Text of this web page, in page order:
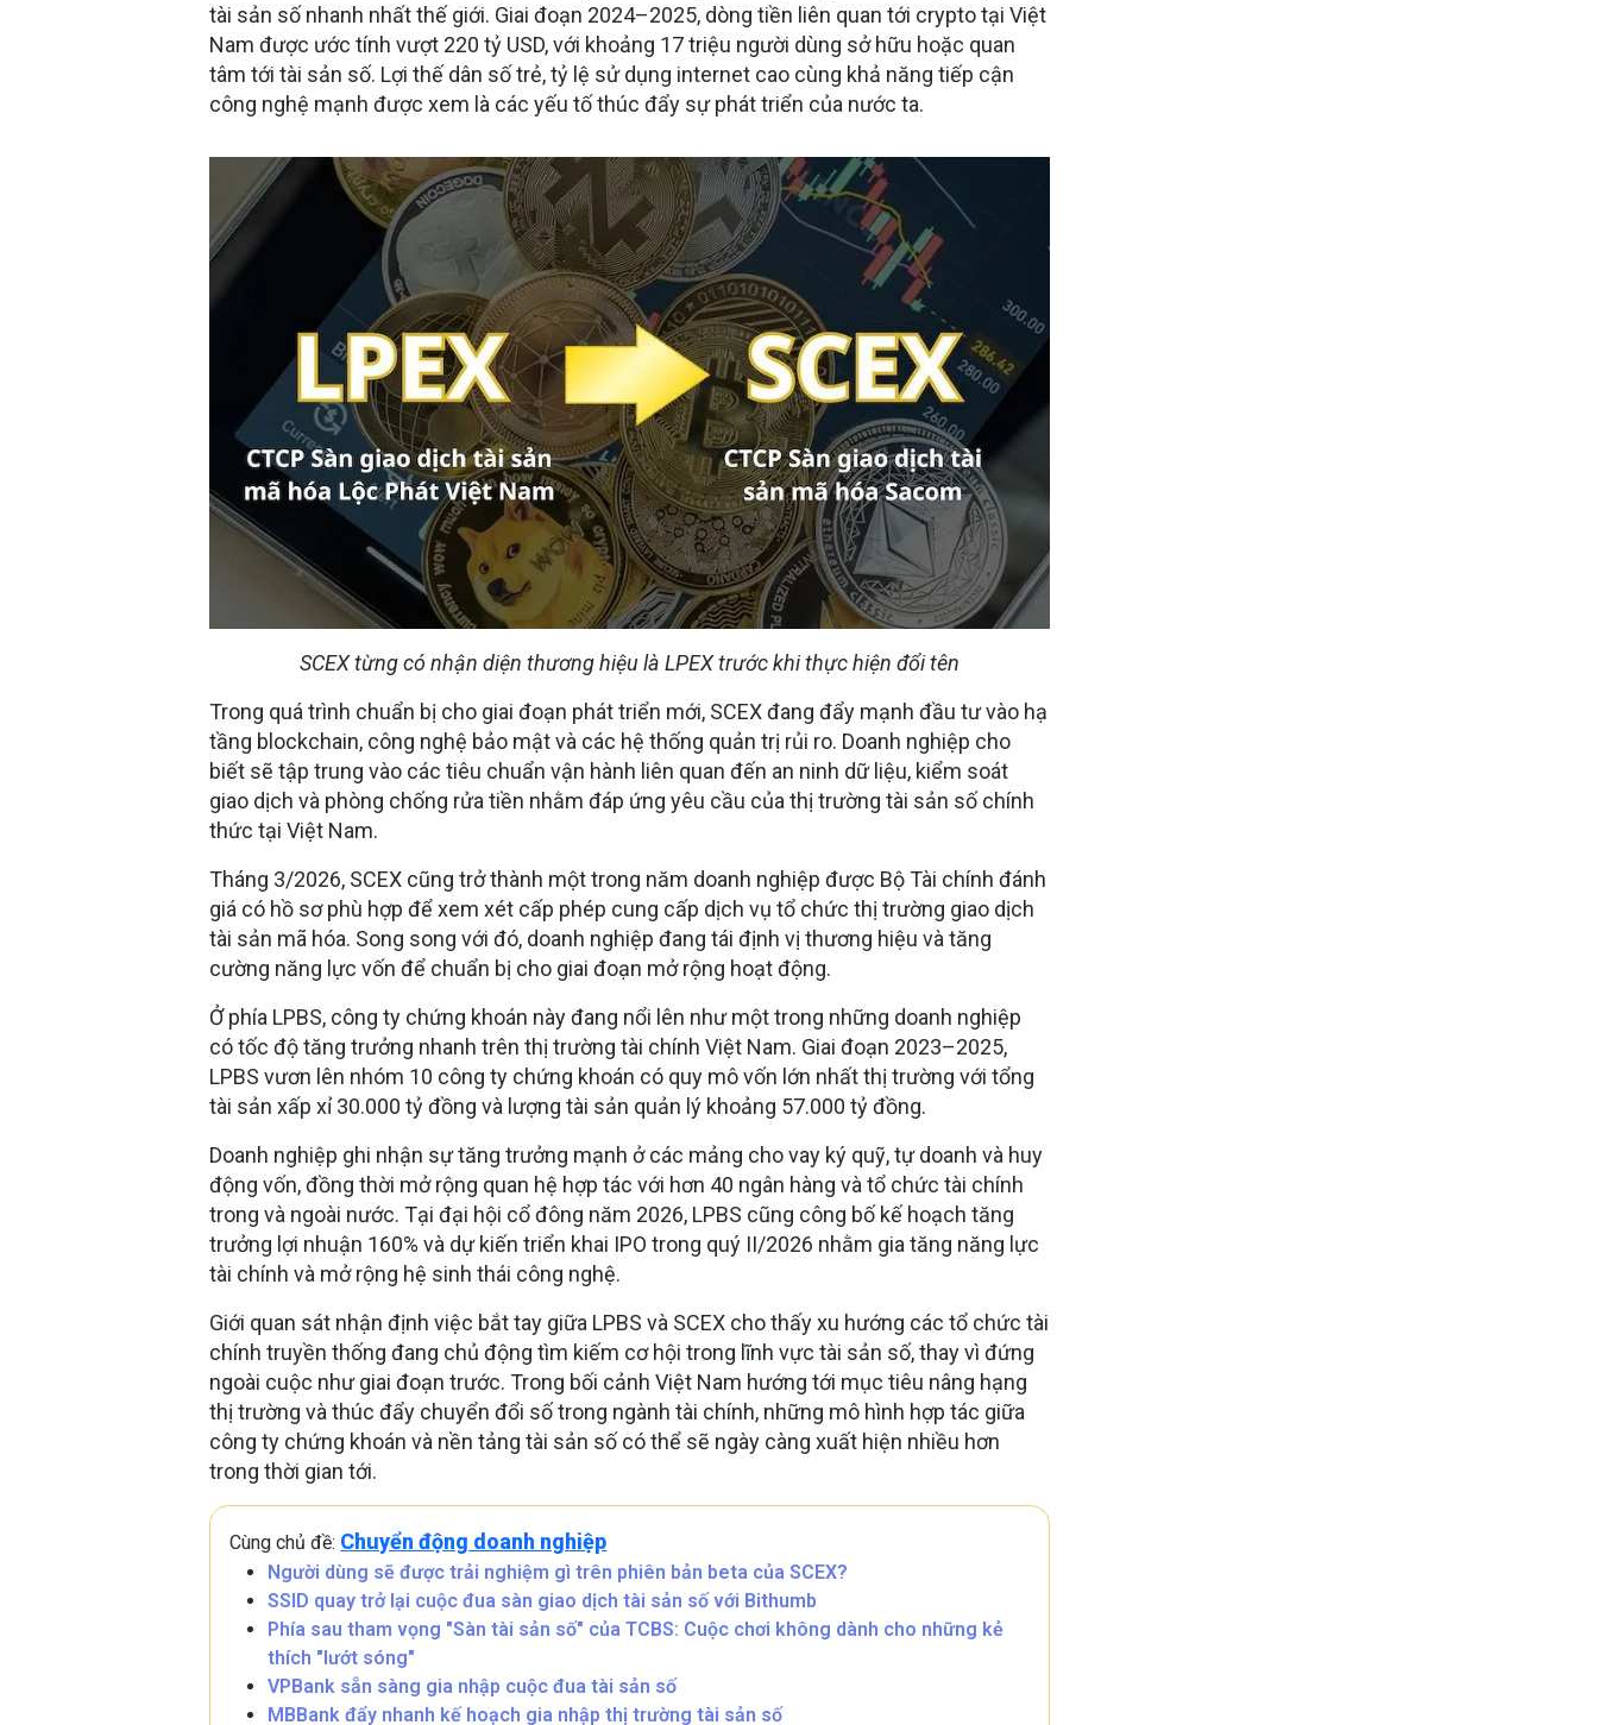
tài sản số nhanh nhất thế giới. Giai đoạn 2024–2025, dòng tiền liên quan tới crypto tại Việt
Nam được ước tính vượt 220 tỷ USD, với khoảng 17 triệu người dùng sở hữu hoặc quan
tâm tới tài sản số. Lợi thế dân số trẻ, tỷ lệ sử dụng internet cao cùng khả năng tiếp cận
công nghệ mạnh được xem là các yếu tố thúc đẩy sự phát triển của nước ta.
SCEX từng có nhận diện thương hiệu là LPEX trước khi thực hiện đổi tên
Trong quá trình chuẩn bị cho giai đoạn phát triển mới, SCEX đang đẩy mạnh đầu tư vào hạ
tầng blockchain, công nghệ bảo mật và các hệ thống quản trị rủi ro. Doanh nghiệp cho
biết sẽ tập trung vào các tiêu chuẩn vận hành liên quan đến an ninh dữ liệu, kiểm soát
giao dịch và phòng chống rửa tiền nhằm đáp ứng yêu cầu của thị trường tài sản số chính
thức tại Việt Nam.
Tháng 3/2026, SCEX cũng trở thành một trong năm doanh nghiệp được Bộ Tài chính đánh
giá có hồ sơ phù hợp để xem xét cấp phép cung cấp dịch vụ tổ chức thị trường giao dịch
tài sản mã hóa. Song song với đó, doanh nghiệp đang tái định vị thương hiệu và tăng
cường năng lực vốn để chuẩn bị cho giai đoạn mở rộng hoạt động.
Ở phía LPBS, công ty chứng khoán này đang nổi lên như một trong những doanh nghiệp
có tốc độ tăng trưởng nhanh trên thị trường tài chính Việt Nam. Giai đoạn 2023–2025,
LPBS vươn lên nhóm 10 công ty chứng khoán có quy mô vốn lớn nhất thị trường với tổng
tài sản xấp xỉ 30.000 tỷ đồng và lượng tài sản quản lý khoảng 57.000 tỷ đồng.
Doanh nghiệp ghi nhận sự tăng trưởng mạnh ở các mảng cho vay ký quỹ, tự doanh và huy
động vốn, đồng thời mở rộng quan hệ hợp tác với hơn 40 ngân hàng và tổ chức tài chính
trong và ngoài nước. Tại đại hội cổ đông năm 2026, LPBS cũng công bố kế hoạch tăng
trưởng lợi nhuận 160% và dự kiến triển khai IPO trong quý II/2026 nhằm gia tăng năng lực
tài chính và mở rộng hệ sinh thái công nghệ.
Giới quan sát nhận định việc bắt tay giữa LPBS và SCEX cho thấy xu hướng các tổ chức tài
chính truyền thống đang chủ động tìm kiếm cơ hội trong lĩnh vực tài sản số, thay vì đứng
ngoài cuộc như giai đoạn trước. Trong bối cảnh Việt Nam hướng tới mục tiêu nâng hạng
thị trường và thúc đẩy chuyển đổi số trong ngành tài chính, những mô hình hợp tác giữa
công ty chứng khoán và nền tảng tài sản số có thể sẽ ngày càng xuất hiện nhiều hơn
trong thời gian tới.
Cùng chủ đề: Chuyển động doanh nghiệp
Người dùng sẽ được trải nghiệm gì trên phiên bản beta của SCEX?
SSID quay trở lại cuộc đua sàn giao dịch tài sản số với Bithumb
Phía sau tham vọng "Sàn tài sản số" của TCBS: Cuộc chơi không dành cho những kẻ
thích "lướt sóng"
VPBank sẵn sàng gia nhập cuộc đua tài sản số
MBBank đẩy nhanh kế hoạch gia nhập thị trường tài sản số